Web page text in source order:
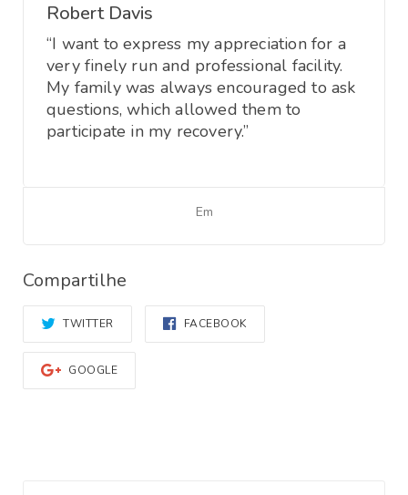
Robert Davis
“I want to express my appreciation for a
very finely run and professional facility.
My family was always encouraged to ask
questions, which allowed them to
participate in my recovery.”
Em
Compartilhe
TWITTER FACEBOOK
GOOGLE